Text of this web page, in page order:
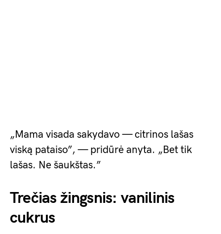
„Mama visada sakydavo — citrinos lašas
viską pataiso”, — pridūrė anyta. „Bet tik
lašas. Ne šaukštas.”
Trečias žingsnis: vanilinis
cukrus